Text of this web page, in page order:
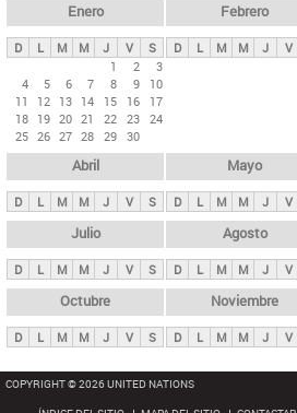
ds
p
n
i
p
a
l
s
Enero
D L M M J V
S
1
2
3
4
5 6 7 8 9
10
11
12 13 14 15 16
17
18 19 20 21 22 23 24
25 26 27 28 29 30
Febrero
D L M M J V
Abril
D L M M J V S
Mayo
D L M M J V
Julio
D L M M J V S
Agosto
D L M M J V
Octubre
D L M M J V S
Noviembre
D L M M J V
COPYRIGHT © 2026 UNITED NATIONS